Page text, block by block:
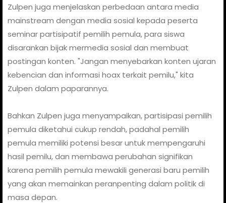
Zulpen juga menjelaskan perbedaan antara media
mainstream dengan media sosial kepada peserta
seminar partisipatif pemilih pemula, para siswa
disarankan bijak mermedia sosial dan membuat
postingan konten. "Jangan menyebarkan konten ujaran
kebencian dan informasi hoax terkait pemilu," kita
Zulpen dalam paparannya.
Bahkan Zulpen juga menyampaikan, partisipasi pemilih
pemula diketahui cukup rendah, padahal pemilih
pemula memiliki potensi besar untuk mempengaruhi
hasil pemilu, dan membawa perubahan signifikan
karena pemilih pemula mewakili generasi baru pemilih
yang akan memainkan peranpenting dalam politik di
masa depan.